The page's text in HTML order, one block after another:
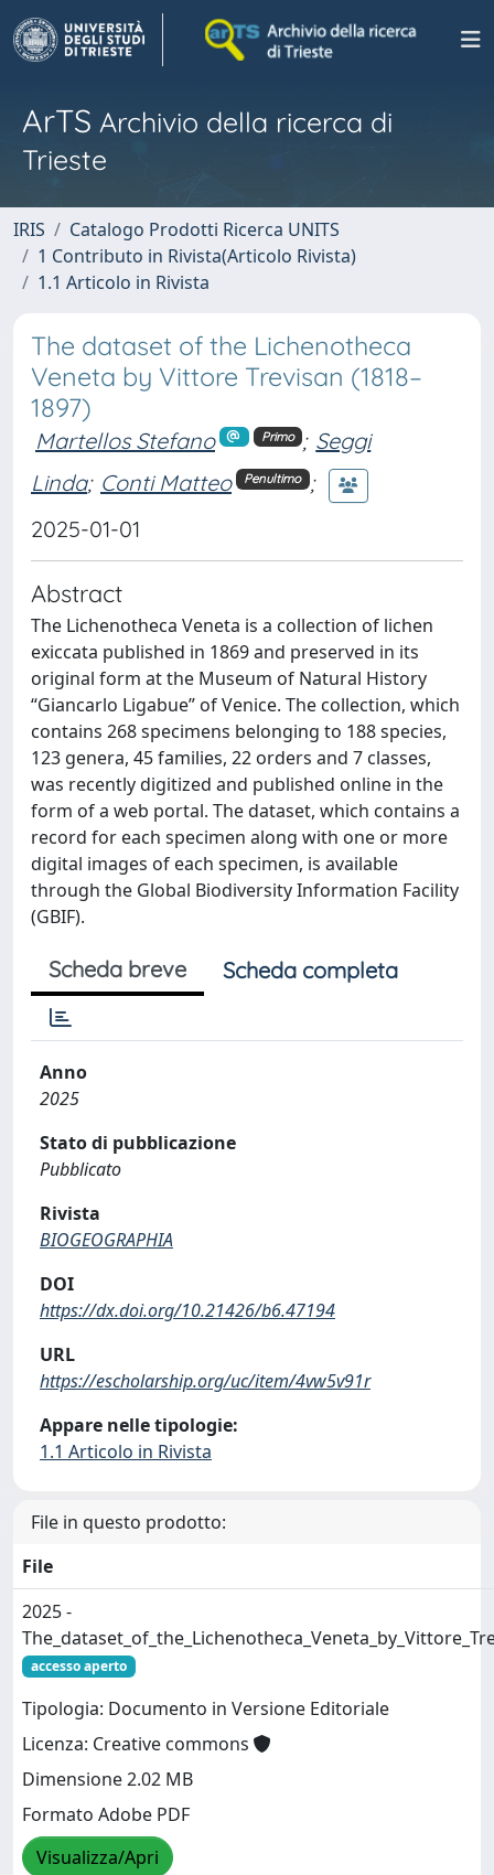
ArTS Archivio della ricerca di
Trieste
IRIS
Catalogo Prodotti Ricerca UNITS
1 Contributo in Rivista(Articolo Rivista)
1.1 Articolo in Rivista
The dataset of the Lichenotheca
Veneta by Vittore Trevisan (1818–
1897)
Martellos Stefano Primo ; Seggi
Linda; Conti Matteo Penultimo ;
2025-01-01
Abstract
The Lichenotheca Veneta is a collection of lichen
exiccata published in 1869 and preserved in its
original form at the Museum of Natural History
“Giancarlo Ligabue” of Venice. The collection, which
contains 268 specimens belonging to 188 species,
123 genera, 45 families, 22 orders and 7 classes,
was recently digitized and published online in the
form of a web portal. The dataset, which contains a
record for each specimen along with one or more
digital images of each specimen, is available
through the Global Biodiversity Information Facility
(GBIF).
Scheda breve Scheda completa
Anno
2025
Stato di pubblicazione
Pubblicato
Rivista
BIOGEOGRAPHIA
DOI
https://dx.doi.org/10.21426/b6.47194
URL
https://escholarship.org/uc/item/4vw5v91r
Appare nelle tipologie:
1.1 Articolo in Rivista
File in questo prodotto:
File
2025 -
accesso aperto
Tipologia: Documento in Versione Editoriale
Licenza: Creative commons
Dimensione 2.02 MB
Formato Adobe PDF
Visualizza/Apri